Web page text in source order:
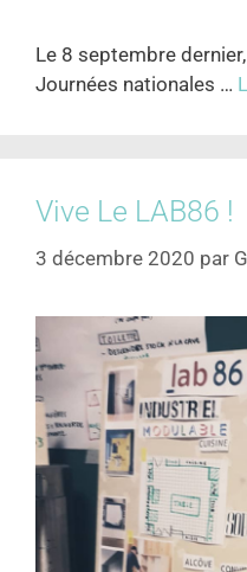
Le 8 septembre
Journées nationales …
Vive Le LAB86 !
3 décembre 2020 par